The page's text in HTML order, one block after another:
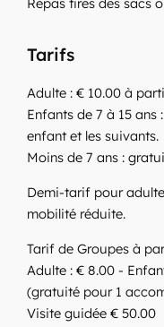
Tarifs
Adulte : € 10.00 à
Enfants de 7 à 15 ans
enfant et les suivants.
Moins de 7 ans :
Demi-tarif pour
mobilité réduite.
Tarif de Groupes à
Adulte : € 8.00 -
(gratuité pour 1
Visite guidée € 50.00